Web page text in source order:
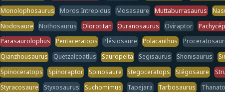
Monolophosaurus
Moros Intrepidus Mosasaure Muttaburrasaurus
Nodosaure
Nothosaurus Olorotitan Ouranosaurus Oviraptor
Parasaurolophus
Pentaceratops Plésiosaure Polacanthus
Qianzhousaurus
Quetzalcoatlus Sauropelta Segisaurus Shonisaurus
Spinoceratops
Spinoraptor Spinosaure Stegoceratops Stégosaure
Styracosaure
Styxosaurus Suchomimus Tapejara Tarbosaurus